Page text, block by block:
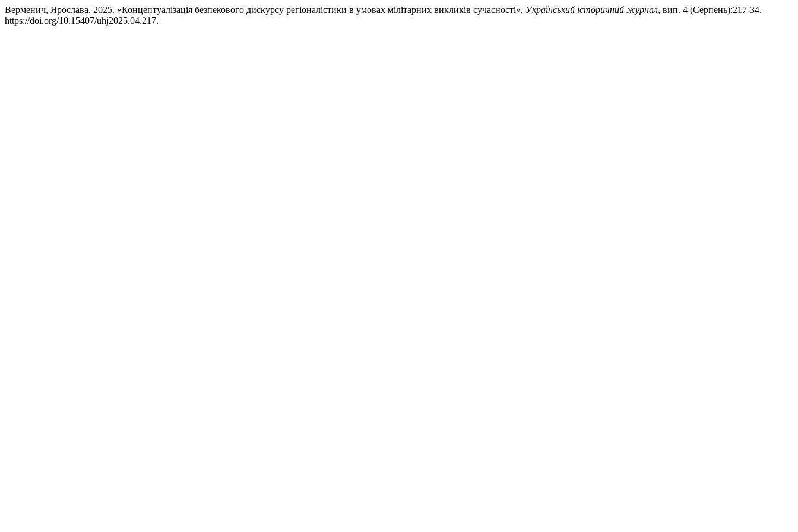
Верменич, Ярослава. 2025. «Концептуалізація безпекового дискурсу регіоналістики в умовах мілітарних викликів сучасності». Український історичний журнал, вип. 4 (Серпень):217-34.
https://doi.org/10.15407/uhj2025.04.217.